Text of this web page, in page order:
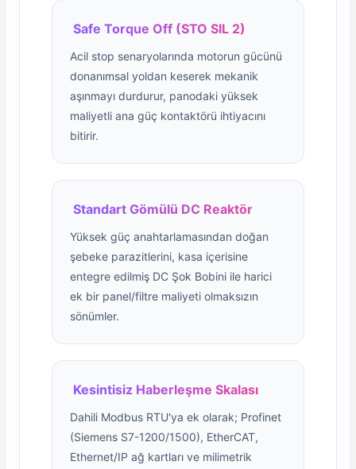
Safe Torque Off (STO SIL 2)
Acil stop senaryolarında motorun gücünü
donanımsal yoldan keserek mekanik
aşınmayı durdurur, panodaki yüksek
maliyetli ana güç kontaktörü ihtiyacını
bitirir.
Standart Gömülü DC Reaktör
Yüksek güç anahtarlamasından doğan
şebeke parazitlerini, kasa içerisine
entegre edilmiş DC Şok Bobini ile harici
ek bir panel/filtre maliyeti olmaksızın
sönümler.
Kesintisiz Haberleşme Skalası
Dahili Modbus RTU'ya ek olarak; Profinet
(Siemens S7-1200/1500), EtherCAT,
Ethernet/IP ağ kartları ve milimetrik